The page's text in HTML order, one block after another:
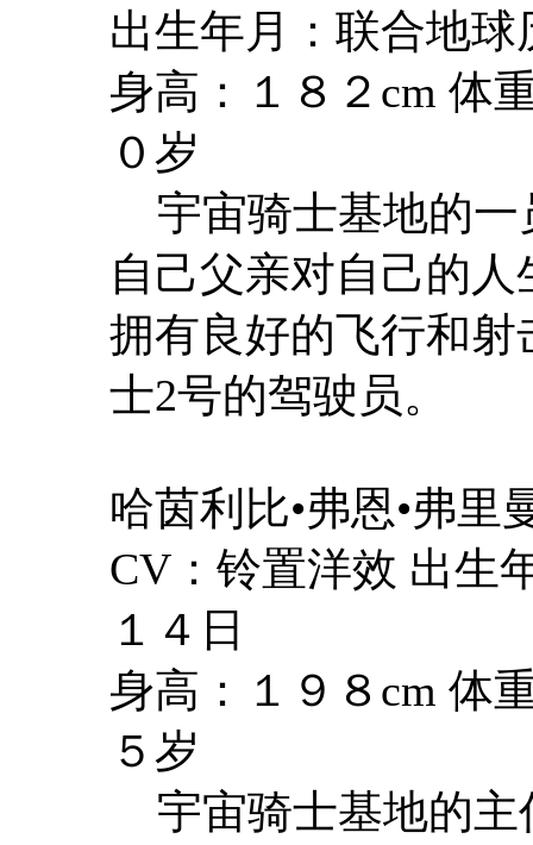
出生年月：联合地
身高：１８２cm 体
０岁
宇宙骑士基地的一
自己父亲对自己的
拥有良好的飞行和
士2号的驾驶员。
哈茵利比•弗恩•弗里
CV：铃置洋效 出生
１４日
身高：１９８cm 体
５岁
宇宙骑士基地的主